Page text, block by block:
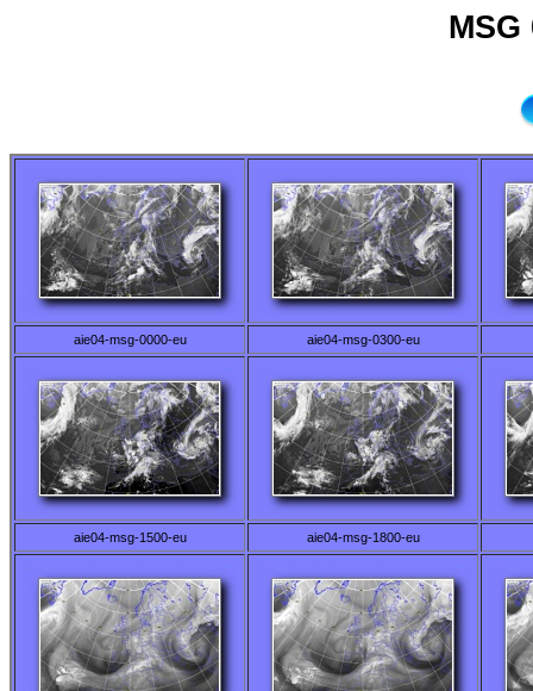
MSG
aie04-msg-0000-eu aie04-msg-0300-eu
aie04-msg-1500-eu aie04-msg-1800-eu